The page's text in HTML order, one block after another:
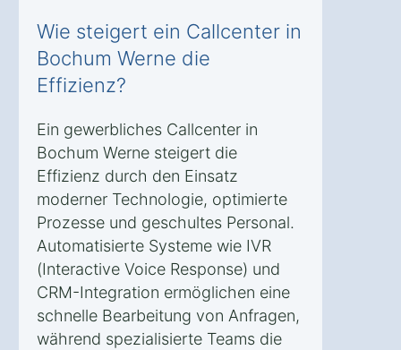
Wie steigert ein Callcenter in
Bochum Werne die
Effizienz?
Ein gewerbliches Callcenter in
Bochum Werne steigert die
Effizienz durch den Einsatz
moderner Technologie, optimierte
Prozesse und geschultes Personal.
Automatisierte Systeme wie IVR
(Interactive Voice Response) und
CRM-Integration ermöglichen eine
schnelle Bearbeitung von Anfragen,
während spezialisierte Teams die